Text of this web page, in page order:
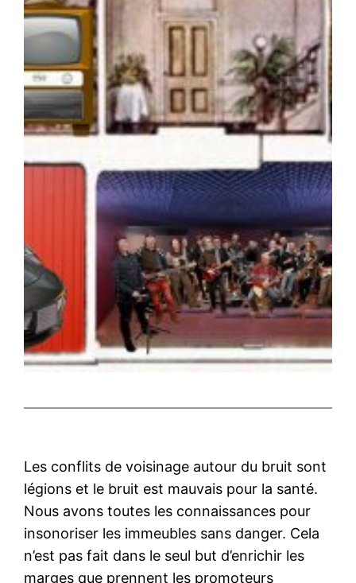
Les conflits de voisinage autour du bruit sont
légions et le bruit est mauvais pour la santé.
Nous avons toutes les connaissances pour
insonoriser les immeubles sans danger. Cela
n’est pas fait dans le seul but d’enrichir les
marges que prennent les promoteurs